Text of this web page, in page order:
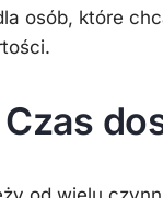
osób, które